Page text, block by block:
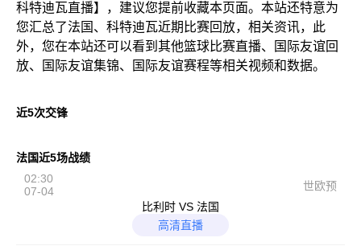
科特迪瓦直播】，建议您提前收藏本页面。本站还特意为
您汇总了法国、科特迪瓦近期比赛回放，相关资讯，此
外，您在本站还可以看到其他篮球比赛直播、国际友谊回
放、国际友谊集锦、国际友谊赛程等相关视频和数据。
近5次交锋
法国近5场战绩
02:30
07-04
世欧预
比利时 VS 法国
高清直播